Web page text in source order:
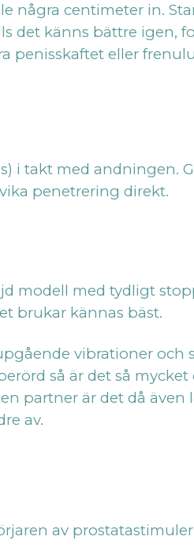
några centimeter in.
det känns bättre igen,
eller
takt med andningen.
penetrering direkt.
modell med tydligt
brukar kännas bäst.
vibrationer och
så är det så
partner är det då
av.
av